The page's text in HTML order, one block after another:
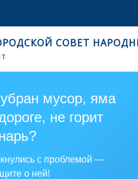
СОВЕТ
мусор, яма
не горит
с проблемой —
о ней!